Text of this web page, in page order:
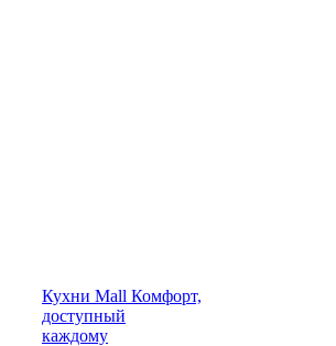
Кухни Mall Комфорт,
доступный
каждому